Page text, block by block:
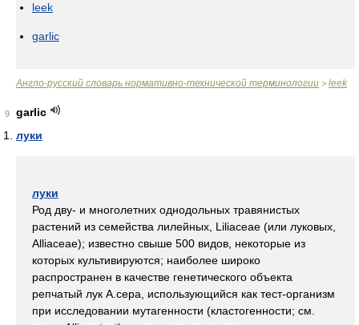
leek
garlic
Англо-русский словарь нормативно-технической терминологии > leek
9
garlic
луки
луки
Род дву- и многолетних однодольных травянистых
растений из семейства лилейных, Liliaceae (или луковых,
Alliaceae); известно свыше 500 видов, некоторые из
которых культивируются; наиболее широко
распространен в качестве генетического объекта
репчатый лук A.cepa, использующийся как тест-организм
при исследовании мутагенности (кластогенности; см.